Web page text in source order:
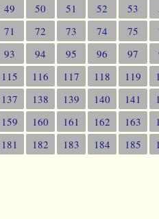
49 50 51 52 53
71 72 73 74 75
93 94 95 96 97
115 116 117 118 119
137 138 139 140 141
159 160 161 162 163
181 182 183 184 185